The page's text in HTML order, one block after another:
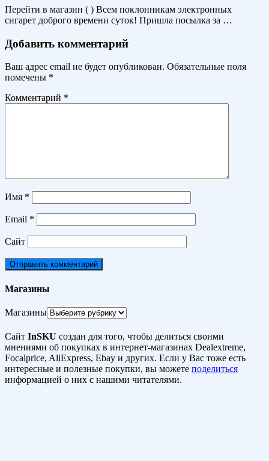
Перейти в магазин ( ) Всем поклонникам электронных
сигарет доброго времени суток! Пришла посылка за …
Добавить комментарий
Ваш адрес email не будет опубликован. Обязательные поля
помечены *
Комментарий *
Имя *
Email *
Сайт
Магазины
Магазины
Сайт InSKU создан для того, чтобы делиться своими
мнениями об покупках в интернет-магазинах Dealextreme,
Focalprice, AliExpress, Ebay и других. Если у Вас тоже есть
интересные и полезные покупки, вы можете поделиться
информацией о них с нашими читателями.